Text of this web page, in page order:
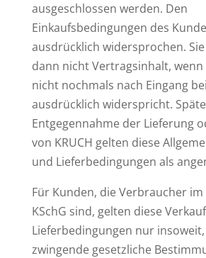
ausgeschlossen werden. Den
Einkaufsbedingungen des
ausdrücklich widersprochen.
dann nicht Vertragsinhalt, wenn
nicht nochmals nach Eingang
ausdrücklich widerspricht.
Entgegennahme der Lieferung
von KRUCH gelten diese
und Lieferbedingungen als
Für Kunden, die Verbraucher im
KSchG sind, gelten diese
Lieferbedingungen nur
zwingende gesetzliche